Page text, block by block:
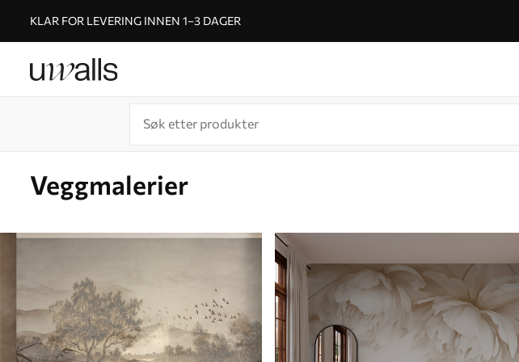
KLAR FOR LEVERING INNEN 1–3 DAGER
Veggmalerier